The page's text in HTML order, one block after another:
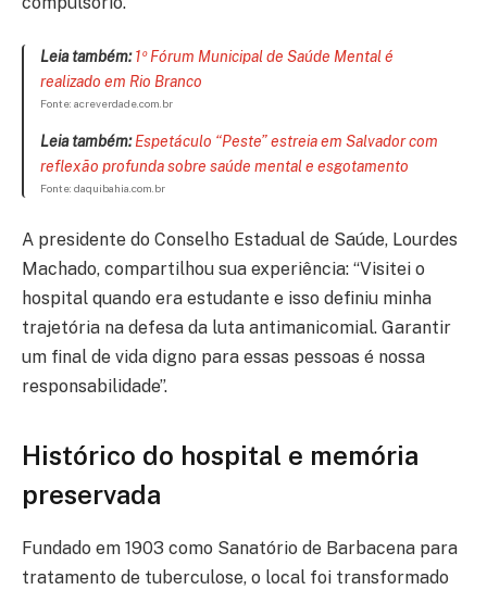
Leia também: 1º Fórum Municipal de Saúde Mental é
realizado em Rio Branco
Fonte: acreverdade.com.br
Leia também: Espetáculo “Peste” estreia em Salvador com
reflexão profunda sobre saúde mental e esgotamento
Fonte: daquibahia.com.br
A presidente do Conselho Estadual de Saúde, Lourdes
Machado, compartilhou sua experiência: “Visitei o
hospital quando era estudante e isso definiu minha
trajetória na defesa da luta antimanicomial. Garantir
um final de vida digno para essas pessoas é nossa
responsabilidade”.
Histórico do hospital e memória
preservada
Fundado em 1903 como Sanatório de Barbacena para
tratamento de tuberculose, o local foi transformado